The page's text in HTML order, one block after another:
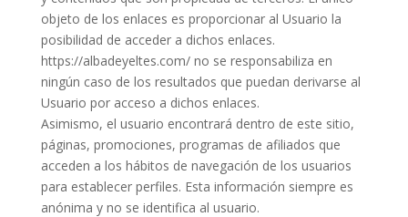
objeto de los enlaces es proporcionar al Usuario la
posibilidad de acceder a dichos enlaces.
https://albadeyeltes.com/ no se responsabiliza en
ningún caso de los resultados que puedan derivarse al
Usuario por acceso a dichos enlaces.
Asimismo, el usuario encontrará dentro de este sitio,
páginas, promociones, programas de afiliados que
acceden a los hábitos de navegación de los usuarios
para establecer perfiles. Esta información siempre es
anónima y no se identifica al usuario.